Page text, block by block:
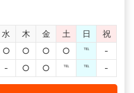
水 木 金 土 日
祝
○ ○ ○ ○ ℡
-
- ○ ○ ℡ ℡ -